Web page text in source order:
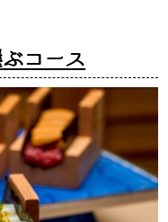
コース